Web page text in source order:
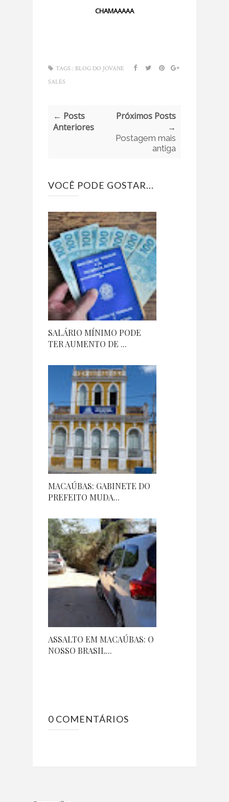
CHAMAAAAA
TAGS : BLOG DO JOVANE
SALES
← Posts
Anteriores
Próximos Posts
→
Postagem mais
antiga
VOCÊ PODE GOSTAR...
SALÁRIO MÍNIMO PODE
TER AUMENTO DE ...
MACAÚBAS: GABINETE DO
PREFEITO MUDA...
ASSALTO EM MACAÚBAS: O
NOSSO BRASIL...
0 COMENTÁRIOS